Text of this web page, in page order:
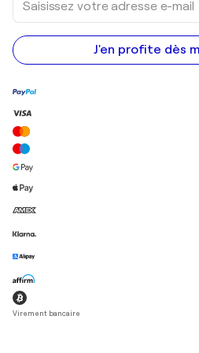
votre
adresse
e-
mail
J'en profite dès
Virement bancaire